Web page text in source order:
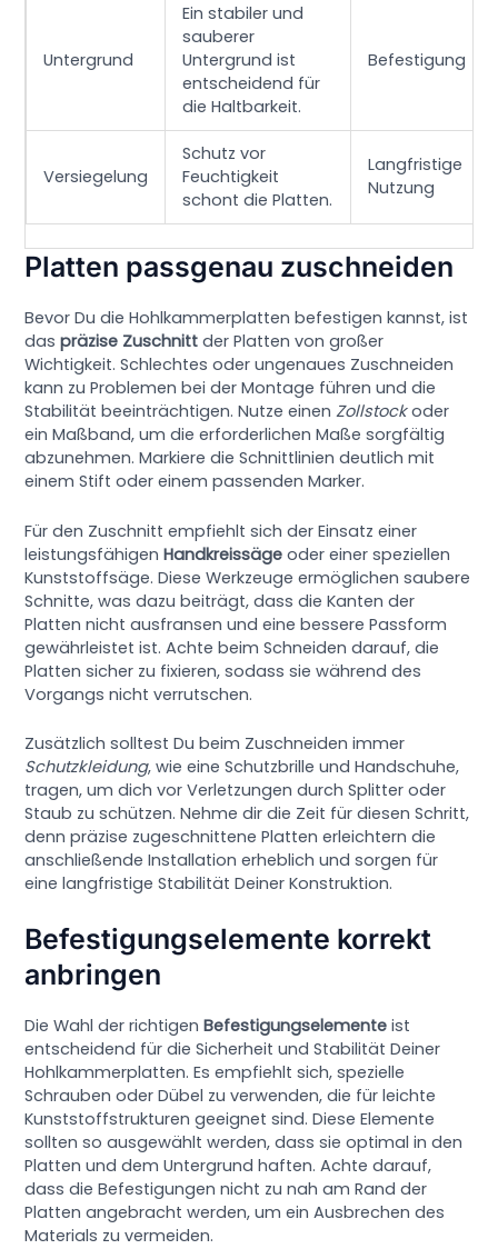
Untergrund
Ein stabiler und
sauberer
Untergrund ist
entscheidend für
die Haltbarkeit.
Befestigung
Versiegelung
Schutz vor
Feuchtigkeit
schont die Platten.
Langfristige
Nutzung
Platten passgenau zuschneiden
Bevor Du die Hohlkammerplatten befestigen kannst, ist
daspräzise Zuschnitt der Platten von großer
Wichtigkeit. Schlechtes oder ungenaues Zuschneiden
kann zu Problemen bei der Montage führen und die
Stabilität beeinträchtigen. Nutze einenZollstockoder
ein Maßband, um die erforderlichen Maße sorgfältig
abzunehmen. Markiere die Schnittlinien deutlich mit
einem Stift oder einem passenden Marker.
Für den Zuschnitt empfiehlt sich der Einsatz einer
leistungsfähigenHandkreissäge oder einer speziellen
Kunststoffsäge. Diese Werkzeuge ermöglichen saubere
Schnitte, was dazu beiträgt, dass die Kanten der
Platten nicht ausfransen und eine bessere Passform
gewährleistet ist. Achte beim Schneiden darauf, die
Platten sicher zu fixieren, sodass sie während des
Vorgangs nicht verrutschen.
Zusätzlich solltest Du beim Zuschneiden immer
Schutzkleidung, wie eine Schutzbrille und Handschuhe,
tragen, um dich vor Verletzungen durch Splitter oder
Staub zu schützen. Nehme dir die Zeit für diesen Schritt,
denn präzise zugeschnittene Platten erleichtern die
anschließende Installation erheblich und sorgen für
eine langfristige Stabilität Deiner Konstruktion.
Befestigungselemente korrekt
anbringen
Die Wahl der richtigenBefestigungselemente ist
entscheidend für die Sicherheit und Stabilität Deiner
Hohlkammerplatten. Es empfiehlt sich, spezielle
Schrauben oder Dübel zu verwenden, die für leichte
Kunststoffstrukturen geeignet sind. Diese Elemente
sollten so ausgewählt werden, dass sie optimal in den
Platten und dem Untergrund haften. Achte darauf,
dass die Befestigungen nicht zu nah am Rand der
Platten angebracht werden, um ein Ausbrechen des
Materials zu vermeiden.